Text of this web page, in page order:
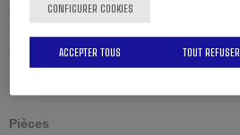
Cisaillement standard
Cisaillement reversible
Pièces
CONFIGURER COOKIES
TOUT REFUSER
ACCEPTER TOUS